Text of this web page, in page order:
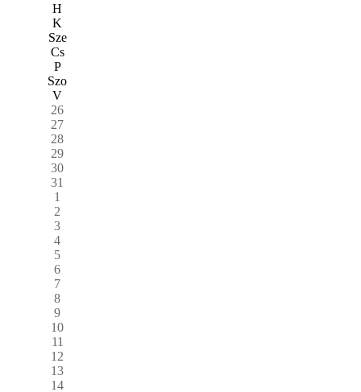
H
K
Sze
Cs
P
Szo
V
26
27
28
29
30
31
1
2
3
4
5
6
7
8
9
10
11
12
13
14